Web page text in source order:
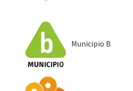
Municipio B